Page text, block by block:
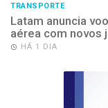
TRANSPORTE
Latam anuncia
aérea com novos
HÁ 1 DIA